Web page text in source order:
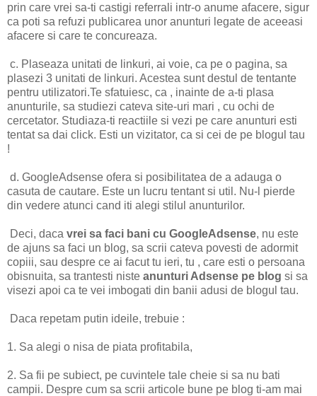
prin care vrei sa-ti castigi referrali intr-o anume afacere, sigur
ca poti sa refuzi publicarea unor anunturi legate de aceeasi
afacere si care te concureaza.
c. Plaseaza unitati de linkuri, ai voie, ca pe o pagina, sa
plasezi 3 unitati de linkuri. Acestea sunt destul de tentante
pentru utilizatori.Te sfatuiesc, ca , inainte de a-ti plasa
anunturile, sa studiezi cateva site-uri mari , cu ochi de
cercetator. Studiaza-ti reactiile si vezi pe care anunturi esti
tentat sa dai click. Esti un vizitator, ca si cei de pe blogul tau
!
d. GoogleAdsense ofera si posibilitatea de a adauga o
casuta de cautare. Este un lucru tentant si util. Nu-l pierde
din vedere atunci cand iti alegi stilul anunturilor.
Deci, daca vrei sa faci bani cu GoogleAdsense, nu este
de ajuns sa faci un blog, sa scrii cateva povesti de adormit
copiii, sau despre ce ai facut tu ieri, tu , care esti o persoana
obisnuita, sa trantesti niste anunturi Adsense pe blog si sa
visezi apoi ca te vei imbogati din banii adusi de blogul tau.
Daca repetam putin ideile, trebuie :
1. Sa alegi o nisa de piata profitabila,
2. Sa fii pe subiect, pe cuvintele tale cheie si sa nu bati
campii. Despre cum sa scrii articole bune pe blog ti-am mai